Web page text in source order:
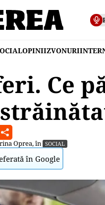
OPINIIZVONURI
Ce
Oprea, în SOCIAL
în Google